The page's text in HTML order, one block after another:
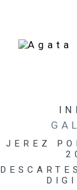
JEREZ